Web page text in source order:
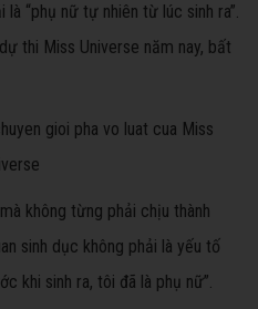
“phụ nữ tự nhiên từ lúc sinh ra”.
thi Miss Universe năm nay, bất
không từng phải chịu thành
sinh dục không phải là yếu tố
khi sinh ra, tôi đã là phụ nữ”.